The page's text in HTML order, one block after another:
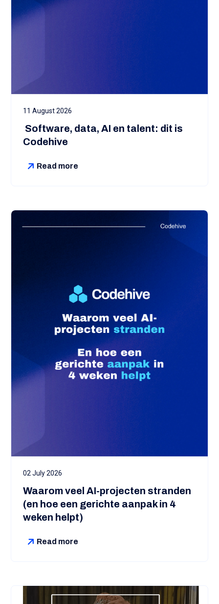
11 August 2026
‍ Software, data, AI en talent: dit is
Codehive
Read more
02 July 2026
Waarom veel AI-projecten stranden
(en hoe een gerichte aanpak in 4
weken helpt)
Read more